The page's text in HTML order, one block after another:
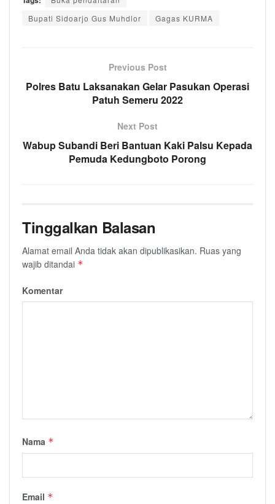
Bupati Sidoarjo Gus Muhdlor
Gagas KURMA
Previous Post
Polres Batu Laksanakan Gelar Pasukan Operasi
Patuh Semeru 2022
Next Post
Wabup Subandi Beri Bantuan Kaki Palsu Kepada
Pemuda Kedungboto Porong
Tinggalkan Balasan
Alamat email Anda tidak akan dipublikasikan. Ruas yang
wajib ditandai *
Komentar
Nama *
Email *